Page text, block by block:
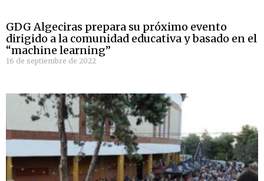
GDG Algeciras prepara su próximo evento
dirigido a la comunidad educativa y basado en el
“machine learning”
16 de septiembre de 2022